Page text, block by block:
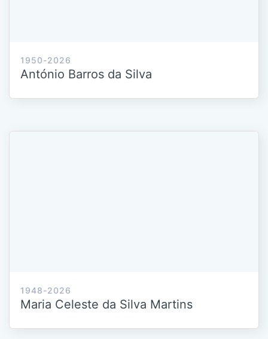
1950-2026
António Barros da Silva
1948-2026
Maria Celeste da Silva Martins